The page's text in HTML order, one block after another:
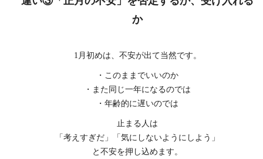
か
1月初めは、不安が出て当然です。
・このままでいいのか
・また同じ一年になるのでは
・年齢的に遅いのでは
止まる人は
「考えすぎだ」「気にしないようにしよう」
と不安を押し込めます。